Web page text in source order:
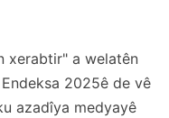
xerabtir" a welatên
2025ê de vê
azadîya medyayê